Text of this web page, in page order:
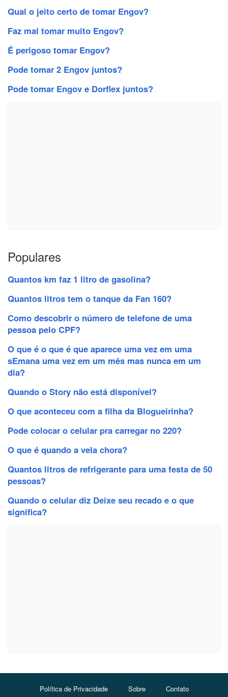
Qual o jeito certo de tomar Engov?
Faz mal tomar muito Engov?
É perigoso tomar Engov?
Pode tomar 2 Engov juntos?
Pode tomar Engov e Dorflex juntos?
Populares
Quantos km faz 1 litro de gasolina?
Quantos litros tem o tanque da Fan 160?
Como descobrir o número de telefone de uma
pessoa pelo CPF?
O que é o que é que aparece uma vez em uma
sEmana uma vez em um mês mas nunca em um
dia?
Quando o Story não está disponível?
O que aconteceu com a filha da Blogueirinha?
Pode colocar o celular pra carregar no 220?
O que é quando a vela chora?
Quantos litros de refrigerante para uma festa de 50
pessoas?
Quando o celular diz Deixe seu recado e o que
significa?
Política de Privacidade Sobre Contato